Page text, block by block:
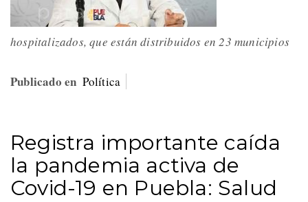
hospitalizados, que están distribuidos en 23 municipios
Publicado en Política
Registra importante caída
la pandemia activa de
Covid-19 en Puebla: Salud